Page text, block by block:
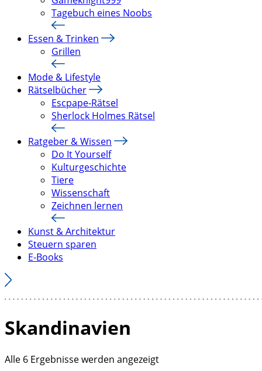
Tagebuch eines Noobs
Essen & Trinken
Grillen
Mode & Lifestyle
Rätselbücher
Escpape-Rätsel
Sherlock Holmes Rätsel
Ratgeber & Wissen
Do It Yourself
Kulturgeschichte
Tiere
Wissenschaft
Zeichnen lernen
Kunst & Architektur
Steuern sparen
E-Books
Skandinavien
Alle 6 Ergebnisse werden angezeigt